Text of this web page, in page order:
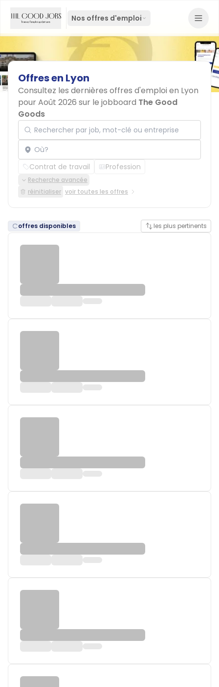
Nos offres d'emploi
Offresen Lyon
Consultez les dernières offres d'emploi en Lyon
pour Août 2026 sur le jobboard The Good
Goods
Rechercher par job, mot-clé ou entreprise
Localisation
Contrat de travail Profession
Recherche avancée
réinitialiser voir toutes les offres
offres disponibles les plus pertinents